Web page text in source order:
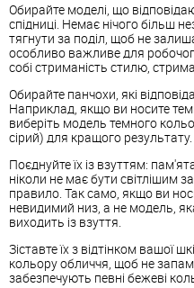
Обирайте моделі, що
спідниці. Немає нічого більш
тягнути за поділ, щоб не
особливо важливе для
собі стриманість стилю,
Обирайте панчохи, які
Наприклад, якщо ви носите
виберіть модель темного
сірий) для кращого результату.
Поєднуйте їх із взуттям:
ніколи не має бути світлішим
правило. Так само, якщо ви
невидимий низ, а не модель,
виходить із взуття.
Зіставте їх з відтінком вашої
кольору обличчя, щоб не
забезпечують певні бежеві